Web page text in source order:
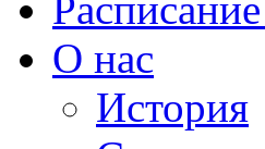
О нас
История